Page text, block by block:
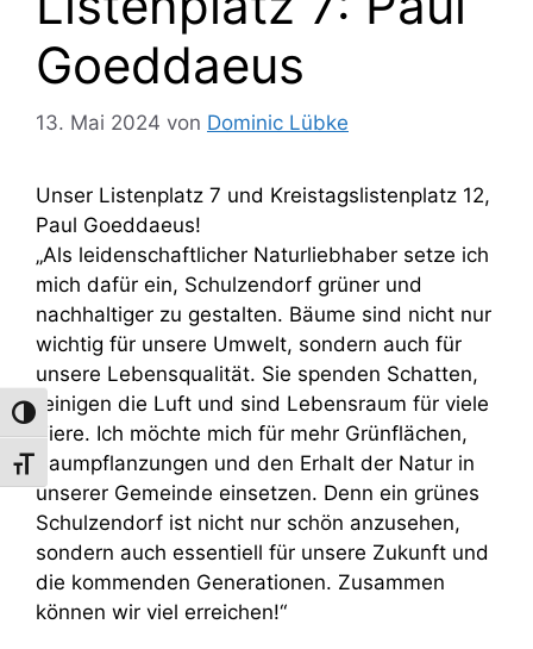
Umschalten auf hohe Kontraste
Schrift vergrößern
Goeddaeus
13. Mai 2024 von Dominic Lübke
Unser Listenplatz 7 und Kreistagslistenplatz 12,
Paul Goeddaeus!
„Als leidenschaftlicher Naturliebhaber setze ich
mich dafür ein, Schulzendorf grüner und
nachhaltiger zu gestalten. Bäume sind nicht nur
wichtig für unsere Umwelt, sondern auch für
unsere Lebensqualität. Sie spenden Schatten,
reinigen die Luft und sind Lebensraum für viele
Tiere. Ich möchte mich für mehr Grünflächen,
Baumpflanzungen und den Erhalt der Natur in
unserer Gemeinde einsetzen. Denn ein grünes
Schulzendorf ist nicht nur schön anzusehen,
sondern auch essentiell für unsere Zukunft und
die kommenden Generationen. Zusammen
können wir viel erreichen!“